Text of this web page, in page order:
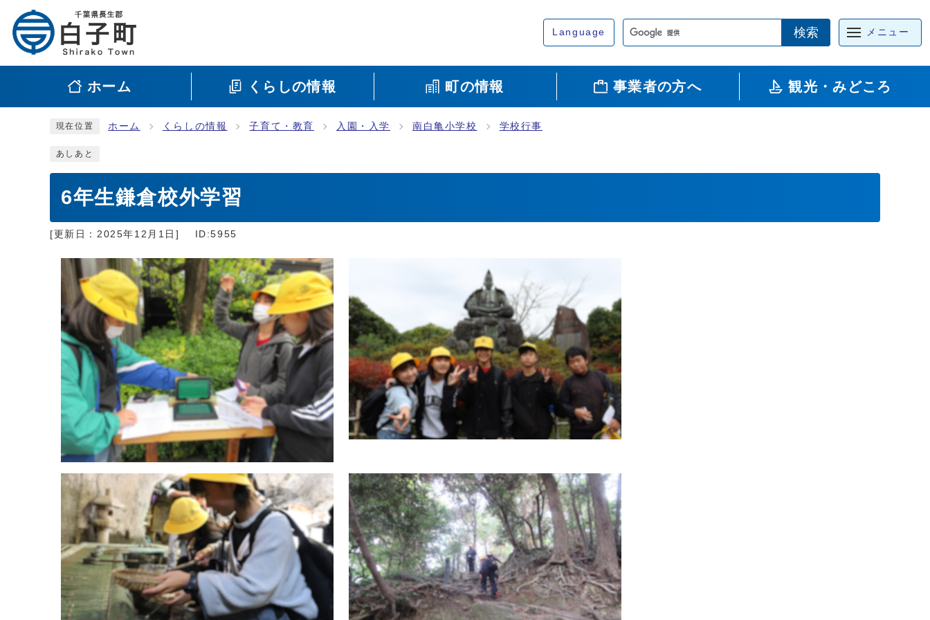
Language 検索 メニュー
ホーム くらしの情報 町の情報 事業者の方へ 観光・みどころ
現在位置 ホーム くらしの情報 子育て・教育 入園・入学 南白亀小学校 学校行事
あしあと
6年生鎌倉校外学習
[更新日： 2025年12月1日 ] ID:5955